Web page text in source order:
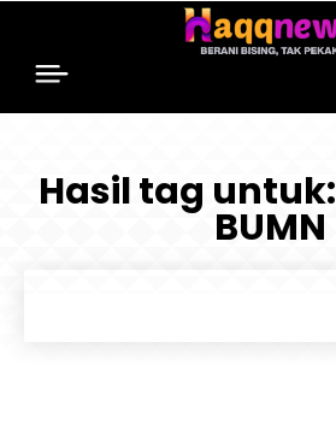
Hasil tag untuk:
BUMN